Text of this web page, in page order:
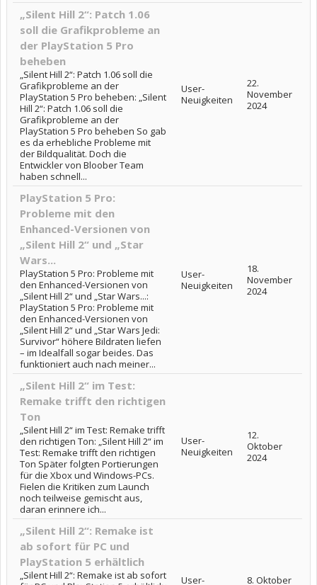
„Silent Hill 2“: Patch 1.06
soll die Grafikprobleme an
der PlayStation 5 Pro
beheben
„Silent Hill 2“: Patch 1.06 soll die
Grafikprobleme an der
PlayStation 5 Pro beheben: „Silent
Hill 2“: Patch 1.06 soll die
Grafikprobleme an der
PlayStation 5 Pro beheben So gab
es da erhebliche Probleme mit
der Bildqualität. Doch die
Entwickler von Bloober Team
haben schnell...
User-
Neuigkeiten
22.
November
2024
PlayStation 5 Pro:
Probleme mit den
Enhanced-Versionen von
„Silent Hill 2“ und „Star
Wars...
PlayStation 5 Pro: Probleme mit
den Enhanced-Versionen von
„Silent Hill 2“ und „Star Wars...:
PlayStation 5 Pro: Probleme mit
den Enhanced-Versionen von
„Silent Hill 2“ und „Star Wars Jedi:
Survivor“ höhere Bildraten liefen
– im Idealfall sogar beides. Das
funktioniert auch nach meiner...
User-
Neuigkeiten
18.
November
2024
„Silent Hill 2“ im Test:
Remake trifft den richtigen
Ton
„Silent Hill 2“ im Test: Remake trifft
den richtigen Ton: „Silent Hill 2“ im
Test: Remake trifft den richtigen
Ton Später folgten Portierungen
für die Xbox und Windows-PCs.
Fielen die Kritiken zum Launch
noch teilweise gemischt aus,
daran erinnere ich...
User-
Neuigkeiten
12.
Oktober
2024
„Silent Hill 2“: Remake ist
ab sofort für PC und
PlayStation 5 erhältlich
„Silent Hill 2“: Remake ist ab sofort
User-
8. Oktober